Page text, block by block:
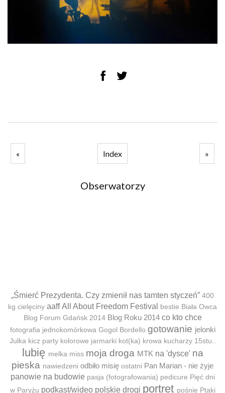
« Index »
Obserwatorzy
„Śmierć Prezydenta. Czy zmienił nas tamten styczeń” 400
kg cielęciny aaff All About Freedom Festival bestie Biała Owca
Blog Forum Gdańsk 2014 Blog Roku 2014 co kto chce
fotografia jednokomórkowa Gogol Bordello gotowanie jelonki
Julka kicz party kolorowe jarmarki kot(ka) krowa kucharzy 15stu..
lubię melka miss moja droga MTK na 'dysce' na
pieska nawiedzeni odbiło misię ostatni Pan Marian - nie żyje
panowie na budowie pasja (fotografowania) pedicure Pięć dni
w Paryżu podkast/wideo polskie drogi portret pośnie Ptaki